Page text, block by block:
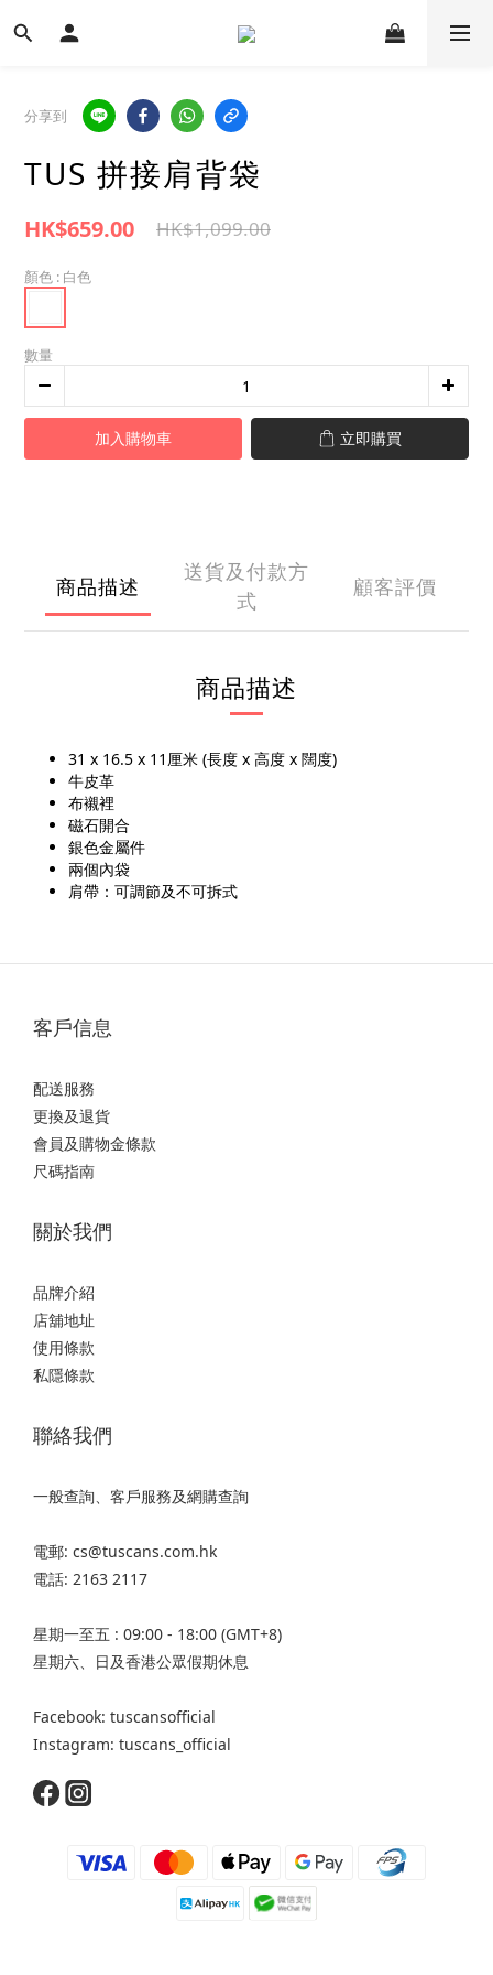
分享到
TUS 拼接肩背袋
HK$659.00 HK$1,099.00
顏色 : 白色
數量
加入購物車 立即購買
商品描述
送貨及付款方
式
顧客評價
商品描述
31 x 16.5 x 11厘米 (長度 x 高度 x 闊度)
牛皮革
布襯裡
磁石開合
銀色金屬件
兩個內袋
肩帶：可調節及不可拆式
客戶信息
配送服務
更換及退貨
會員及購物金條款
尺碼指南
關於我們
品牌介紹
店舖地址
使用條款
私隱條款
聯絡我們
一般查詢、客戶服務及網購查詢
電郵: cs@tuscans.com.hk
電話: 2163 2117
星期一至五 : 09:00 - 18:00 (GMT+8)
星期六、日及香港公眾假期休息
Facebook: tuscansofficial
Instagram: tuscans_official